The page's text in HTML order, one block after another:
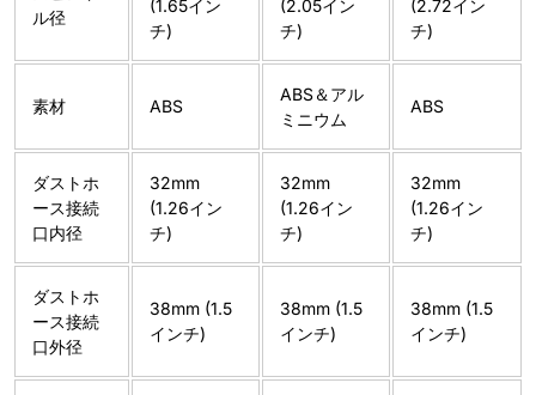
ル径
(1.65イン
チ)
(2.05イン
チ)
(2.72イン
チ)
素材 ABS
ABS＆アル
ミニウム
ABS
ダストホ
ース接続
口内径
32mm
(1.26イン
チ)
32mm
(1.26イン
チ)
32mm
(1.26イン
チ)
ダストホ
ース接続
口外径
38mm (1.5
インチ)
38mm (1.5
インチ)
38mm (1.5
インチ)